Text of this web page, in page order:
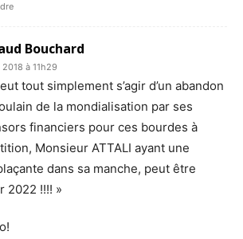
Bouchard
à 11h29
tout simplement s’agir d’un abandon
de la mondialisation par ses
financiers pour ces bourdes à
Monsieur ATTALI ayant une
dans sa manche, peut être
2022 !!!! »